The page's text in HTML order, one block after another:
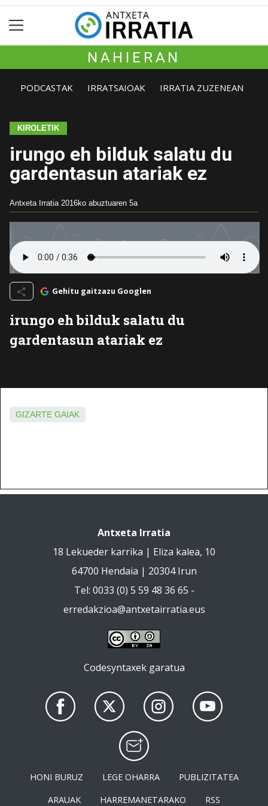
NAHIERAN
PODCASTAK IRRATSAIOAK IRRATIA ZUZENEAN
KIROLETIK
irungo eh bilduk salatu du
gardentasun atariak ez
Antxeta Irratia 2016ko abuztuaren 5a
Gehitu gaitzazu Googlen
irungo eh bilduk salatu du
gardentasun atariak ez
GIZARTE GAIAK
Antxeta Irratia
18 Lekueder karrika | Eliza kalea, 10
64700 Hendaia | 20304 Irun
Tel: 0033 (0) 5 59 48 36 65 -
erredakzioa@antxetairratia.eus
Codesyntaxek garatua
HONI BURUZ LEGE OHARRA
PUBLIZITATEA
ARAUAK
HARREMANETARAKO RSS